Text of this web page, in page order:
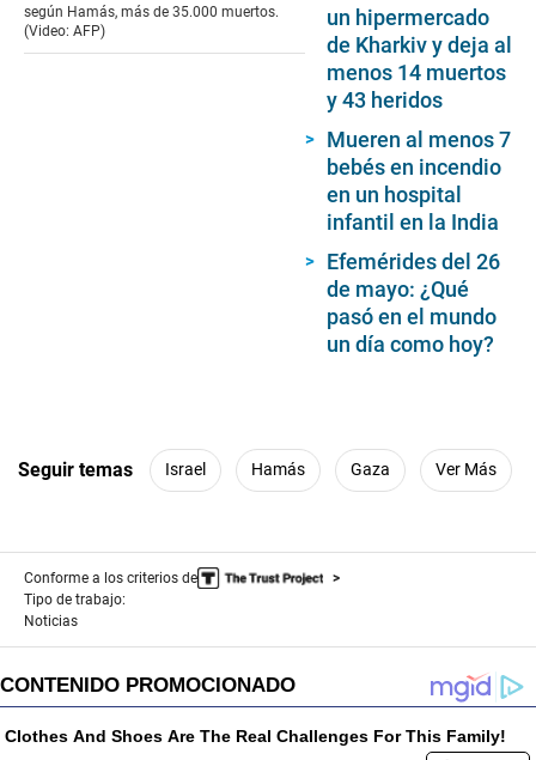
según Hamás, más de 35.000 muertos.
(Video: AFP)
un hipermercado
de Kharkiv y deja al
menos 14 muertos
y 43 heridos
Mueren al menos 7
bebés en incendio
en un hospital
infantil en la India
Efemérides del 26
de mayo: ¿Qué
pasó en el mundo
un día como hoy?
Seguir temas Israel Hamás Gaza Ver Más
Conforme a los criterios de
Tipo de trabajo:
Noticias